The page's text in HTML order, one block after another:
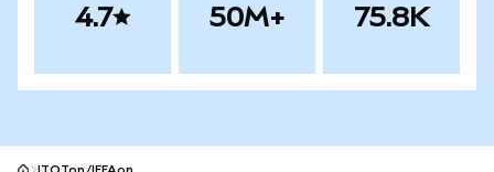
4.7 50M+ 75.8K